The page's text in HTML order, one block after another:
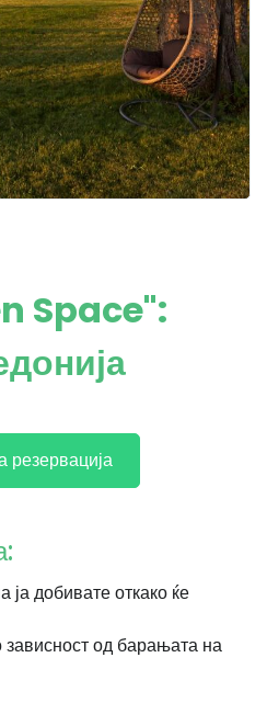
Space":
резервација
ја добивате откако ќе
од барањата на